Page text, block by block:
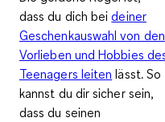
dass du dich beideiner
Geschenkauswahl von den
Vorlieben und Hobbies
Teenagers leiten lässt. So
kannst du dir sicher sein,
dass du seinen